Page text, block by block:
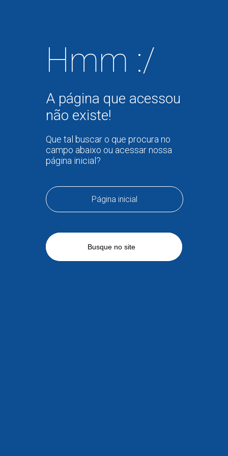
Hmm :/
A página que acessou
não existe!
Que tal buscar o que procura no
campo abaixo ou acessar nossa
página inicial?
Página inicial